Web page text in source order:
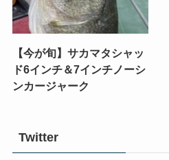
【今が旬】サカマタシャッ
ド6インチ＆7インチノーシ
ンカージャーク
Twitter